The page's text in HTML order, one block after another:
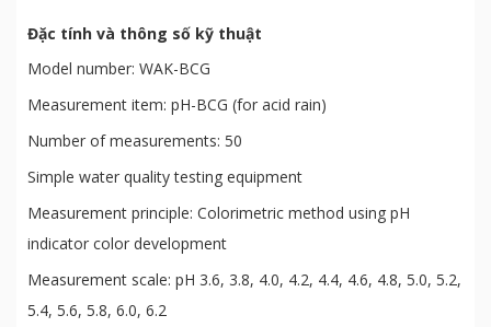
Đặc tính và thông số kỹ thuật
Model number: WAK-BCG
Measurement item: pH-BCG (for acid rain)
Number of measurements: 50
Simple water quality testing equipment
Measurement principle: Colorimetric method using pH
indicator color development
Measurement scale: pH 3.6, 3.8, 4.0, 4.2, 4.4, 4.6, 4.8, 5.0, 5.2,
5.4, 5.6, 5.8, 6.0, 6.2